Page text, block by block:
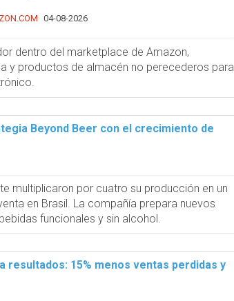
04-08-2026
dentro del marketplace de Amazon,
y productos de almacén no perecederos para
Beyond Beer con el crecimiento de
multiplicaron por cuatro su producción en un
en Brasil. La compañía prepara nuevos
funcionales y sin alcohol.
resultados: 15% menos ventas perdidas y